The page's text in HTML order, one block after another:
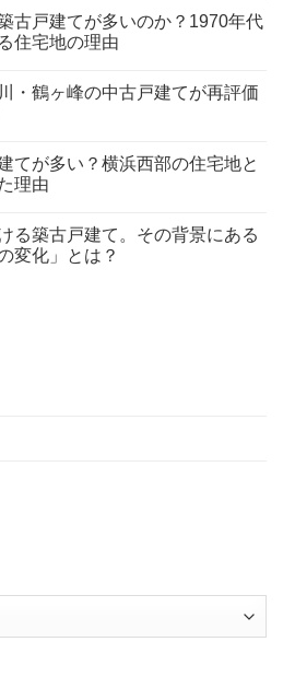
古戸建てが多いのか？1970年代
住宅地の理由
・鶴ヶ峰の中古戸建てが再評価
てが多い？横浜西部の住宅地と
理由
る築古戸建て。その背景にある
変化」とは？